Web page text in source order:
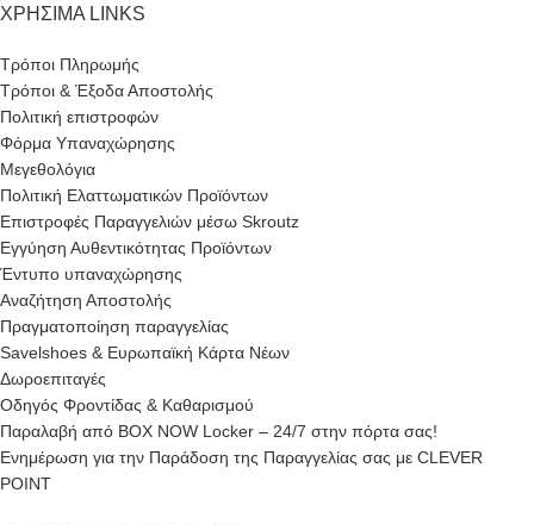
ΧΡΗΣΙΜΑ LINKS
Τρόποι Πληρωμής
Τρόποι & Έξοδα Αποστολής
Πολιτική επιστροφών
Φόρμα Υπαναχώρησης
Μεγεθολόγια
Πολιτική Ελαττωματικών Προϊόντων
Επιστροφές Παραγγελιών μέσω Skroutz
Εγγύηση Αυθεντικότητας Προϊόντων
Έντυπο υπαναχώρησης
Αναζήτηση Αποστολής
Πραγματοποίηση παραγγελίας
Savelshoes & Ευρωπαϊκή Κάρτα Νέων
Δωροεπιταγές
Οδηγός Φροντίδας & Καθαρισμού
Παραλαβή από BOX NOW Locker – 24/7 στην πόρτα σας!
Ενημέρωση για την Παράδοση της Παραγγελίας σας με CLEVER
POINT